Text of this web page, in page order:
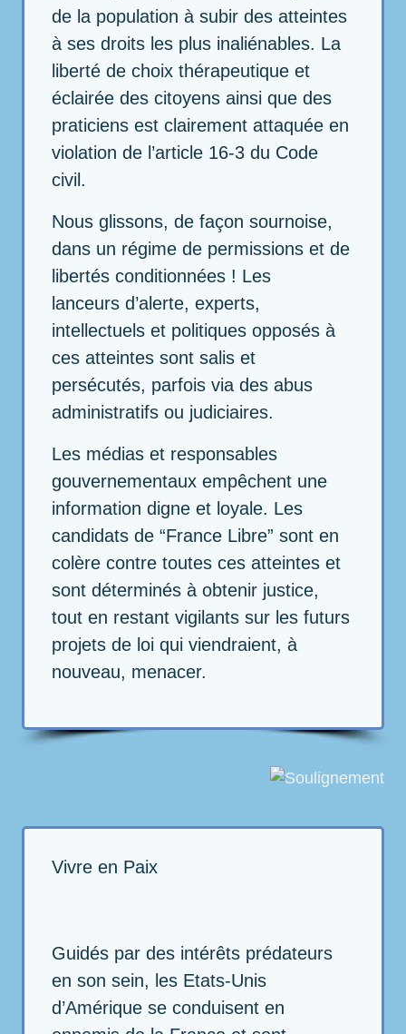
de la population à subir des atteintes
à ses droits les plus inaliénables. La
liberté de choix thérapeutique et
éclairée des citoyens ainsi que des
praticiens est clairement attaquée en
violation de l’article 16-3 du Code
civil.
Nous glissons, de façon sournoise,
dans un régime de permissions et de
libertés conditionnées ! Les
lanceurs d’alerte, experts,
intellectuels et politiques opposés à
ces atteintes sont salis et
persécutés, parfois via des abus
administratifs ou judiciaires.
Les médias et responsables
gouvernementaux empêchent une
information digne et loyale. Les
candidats de “France Libre” sont en
colère contre toutes ces atteintes et
sont déterminés à obtenir justice,
tout en restant vigilants sur les futurs
projets de loi qui viendraient, à
nouveau, menacer.
Vivre en Paix
Guidés par des intérêts prédateurs
en son sein, les Etats-Unis
d’Amérique se conduisent en